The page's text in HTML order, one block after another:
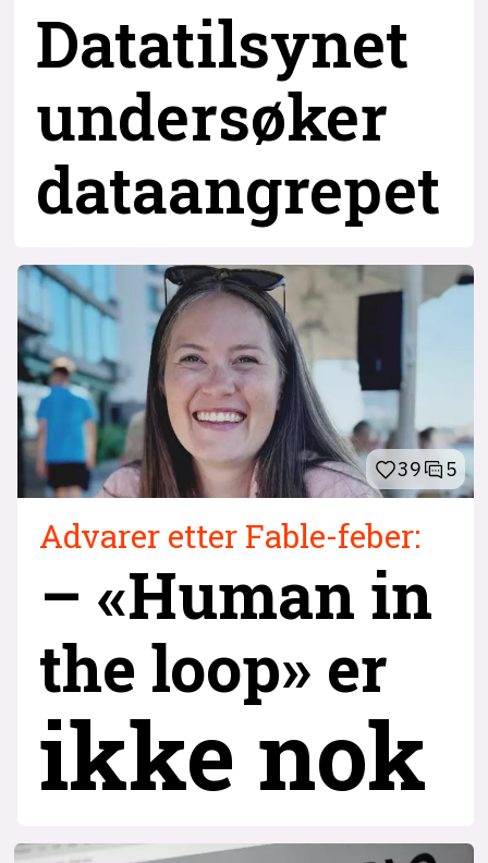
Datatilsynet
undersøker
dataangrepet
39 5
Advarer etter Fable-feber:
– «Human in
the loop» er
ikke nok